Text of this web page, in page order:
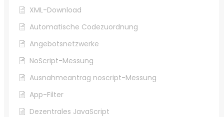
XML-Download
Automatische Codezuordnung
Angebotsnetzwerke
NoScript-Messung
Ausnahmeantrag noscript-Messung
App-Filter
Dezentrales JavaScript